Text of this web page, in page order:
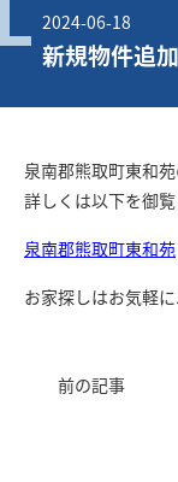
2024-06-18
新規物件追
泉南郡熊取町東和
詳しくは以下を御覧
泉南郡熊取町東和苑
お家探しはお気軽
前の記事